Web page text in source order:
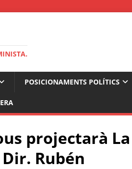
POSICIONAMENTS POLÍTICS
projectarà La
Rubén